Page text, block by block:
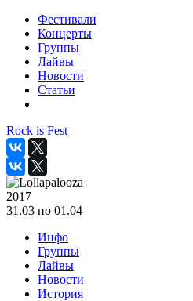
Фестивали
Концерты
Группы
Лайвы
Новости
Статьи
Rock is Fest
2017
31.03 по 01.04
Инфо
Группы
Лайвы
Новости
История